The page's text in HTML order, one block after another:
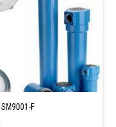
SM9001-F